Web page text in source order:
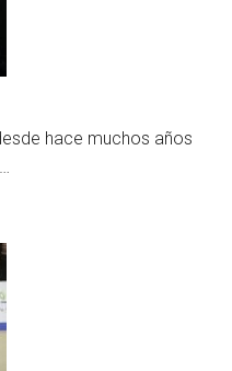
hace muchos años